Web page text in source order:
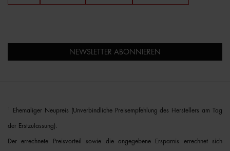
NEWSLETTER ABONNIEREN
Ehemaliger Neupreis (Unverbindliche Preisempfehlung des Herstellers am Tag
der Erstzulassung).
Der errechnete Preisvorteil sowie die angegebene Ersparnis errechnet sich